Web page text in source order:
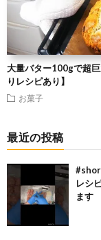
大量バター100gで超
りレシピあり】
お菓子
最近の投稿
レシ
ます